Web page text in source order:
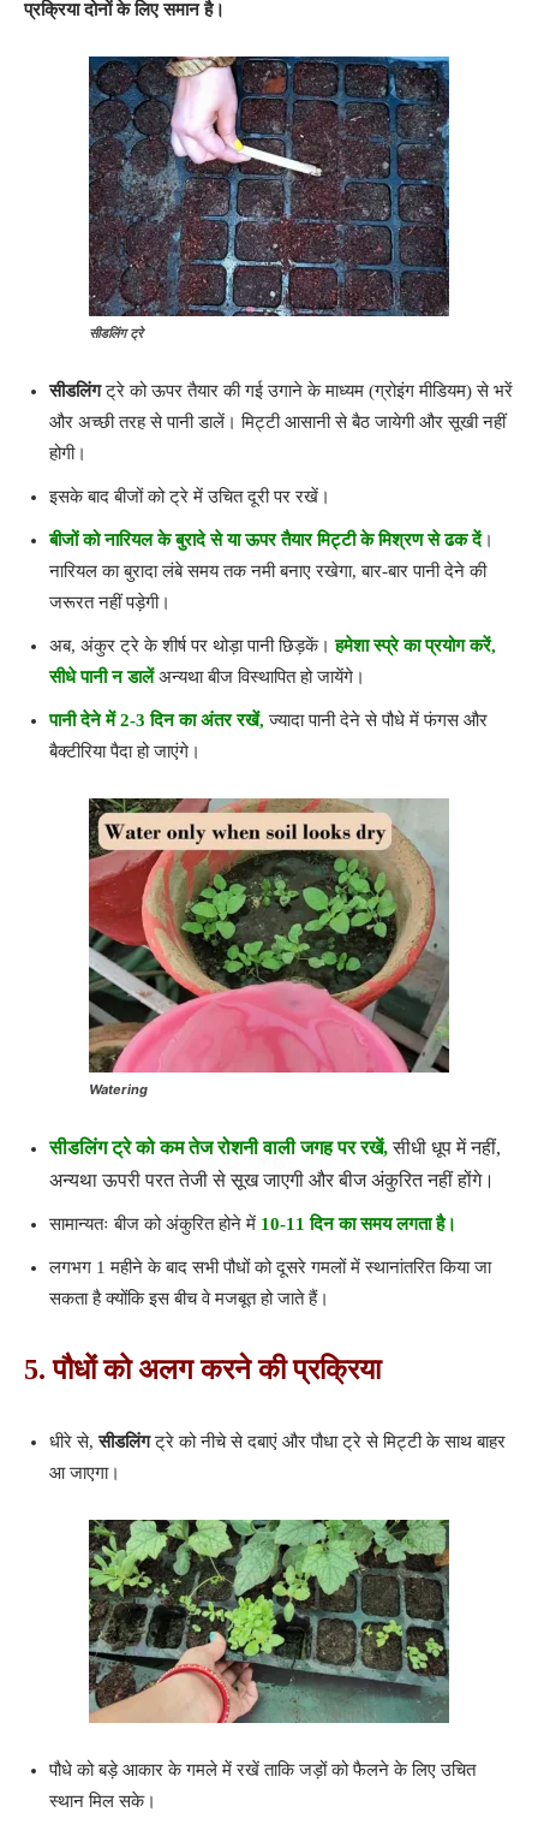
प्रक्रिया दोनों के लिए समान है।
सीडलिंग ट्रे
सीडलिंगट्रे को ऊपर तैयार की गई उगाने के माध्यम (ग्रोइंग मीडियम) से भरें
और अच्छी तरह से पानी डालें। मिट्टी आसानी से बैठ जायेगी और सूखी नहीं
होगी।
इसके बाद बीजों को ट्रे में उचित दूरी पर रखें।
बीजों को नारियल के बुरादे से या ऊपर तैयार मिट्टी के मिश्रण से ढक दें।
नारियल का बुरादा लंबे समय तक नमी बनाए रखेगा, बार-बार पानी देने की
जरूरत नहीं पड़ेगी।
अब, अंकुर ट्रे के शीर्ष पर थोड़ा पानी छिड़कें।हमेशा स्प्रे का प्रयोग करें,
सीधे पानी न डालें अन्यथा बीज विस्थापित हो जायेंगे।
पानी देने में 2-3 दिन का अंतर रखें, ज्यादा पानी देने से पौधे में फंगस और
बैक्टीरिया पैदा हो जाएंगे।
Watering
सीडलिंग ट्रे को कम तेज रोशनी वाली जगह पर रखें,सीधी धूप में नहीं,
अन्यथा ऊपरी परत तेजी से सूख जाएगी और बीज अंकुरित नहीं होंगे।
सामान्यतः बीज को अंकुरित होने में 10-11 दिन का समय लगता है।
लगभग 1 महीने के बाद सभी पौधों को दूसरे गमलों में स्थानांतरित किया जा
सकता है क्योंकि इस बीच वे मजबूत हो जाते हैं।
5. पौधों को अलग करने की प्रक्रिया
धीरे से,सीडलिंगट्रे को नीचे से दबाएं और पौधा ट्रे से मिट्टी के साथ बाहर
आ जाएगा।
पौधे को बड़े आकार के गमले में रखें ताकि जड़ों को फैलने के लिए उचित
स्थान मिल सके।